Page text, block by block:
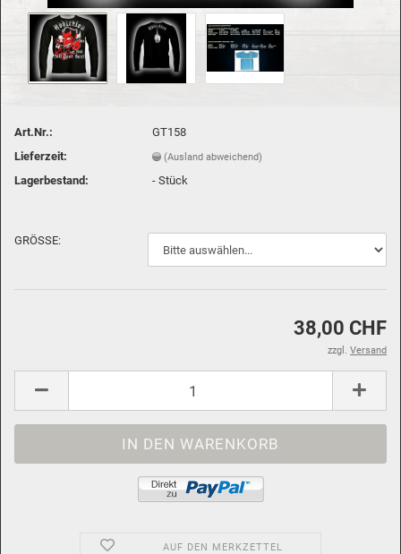
Art.Nr.:
GT158
Lieferzeit:
(Ausland abweichend)
Lagerbestand: -Stück
GRÖSSE:
38,00 CHF
zzgl. Versand
AUF DEN MERKZETTEL